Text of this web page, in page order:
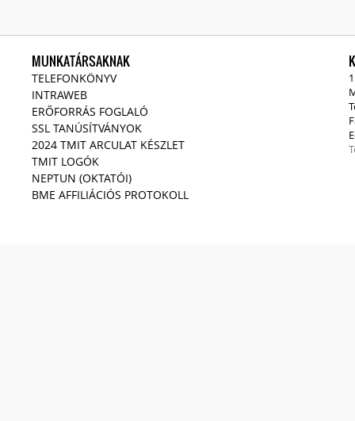
MUNKATÁRSAKNAK
TELEFONKÖNYV
INTRAWEB
ERŐFORRÁS FOGLALÓ
SSL TANÚSÍTVÁNYOK
2024 TMIT ARCULAT KÉSZLET
TMIT LOGÓK
NEPTUN (OKTATÓI)
BME AFFILIÁCIÓS PROTOKOLL